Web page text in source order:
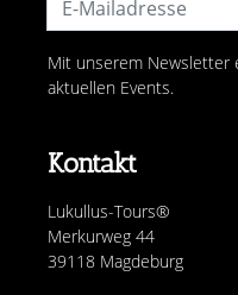
Kontakt
Lukullus-Tours®
Merkurweg 44
39118 Magdeburg
Mit unserem Newsletter
aktuellen Events.